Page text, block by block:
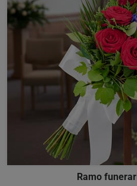
Ramo